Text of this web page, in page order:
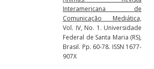
Interamericana de
Comunicação Mediática,
Vol. IV, No. 1. Universidade
Federal de Santa Maria (RS),
Brasil. Pp. 60-78. ISSN 1677-
907X